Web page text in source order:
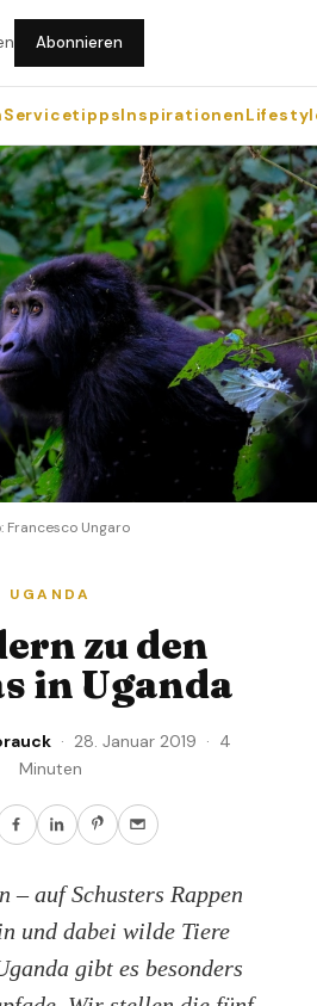
Abonnieren
ServicetippsInspirationen
Francesco Ungaro
UGANDA
zu den
in Uganda
· 28. Januar 2019 · 4
Minuten
– auf Schusters Rappen
und dabei wilde Tiere
gibt es besonders